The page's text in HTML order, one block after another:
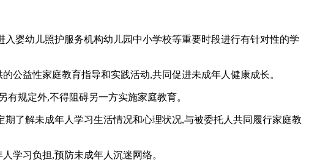
婴幼儿照护服务机构幼儿园中小学校等重要时段进行有针对性的学
公益性家庭教育指导和实践活动,共同促进未成年人健康成长。
规定外,不得阻碍另一方实施家庭教育。
了解未成年人学习生活情况和心理状况,与被委托人共同履行家庭教
学习负担,预防未成年人沉迷网络。